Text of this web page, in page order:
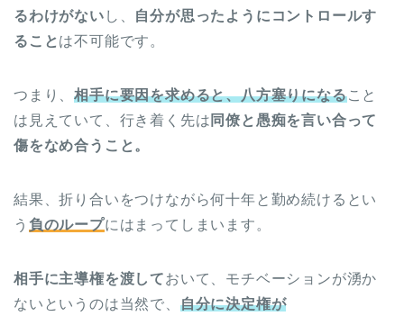
るわけがない し、 自分が思ったようにコントロールす
ることは不可能です。
つまり、相手に要因を求めると、八方塞りになること
は見えていて、行き着く先は 同僚と愚痴を言い合って
傷をなめ合うこと。
結果、折り合いをつけながら何十年と勤め続けるとい
う 負のループにはまってしまいます。
相手に主導権を渡しておいて、モチベーションが湧か
ないというのは当然で、 自分に決定権が